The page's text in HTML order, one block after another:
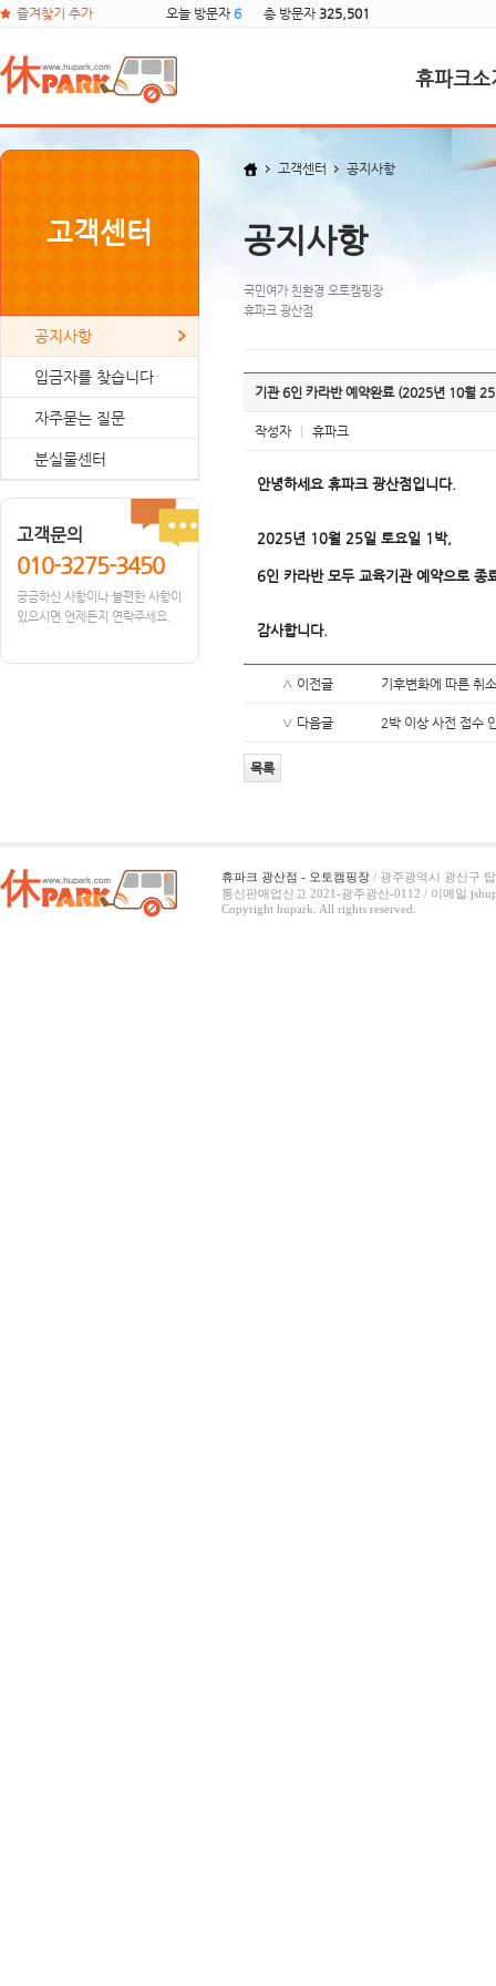
즐겨찾기 추가 오늘 방문자 6 총 방문자 325,501
휴파크소
고객센터
공지사항
입금자를 찾습니다
자주묻는 질문
분실물센터
고객문의
010-3275-3450
궁금하신 사항이나 불편한 사항이
있으시면 언제든지 연락주세요.
고객센터 공지사항
공지사항
국민여가 친환경 오토캠핑장
휴파크 광산점
기관 6인 카라반 예약완료 (2025년 10월
작성자 휴파크
안녕하세요 휴파크 광산점입니다.
2025년 10월 25일 토요일 1박,
6인 카라반 모두 교육기관 예약으로 종
감사합니다.
∧ 이전글 기후변화에 따른 취
∨ 다음글 2박 이상 사전 접수
목록
휴파크 광산점 - 오토캠핑장 / 광주광역시 광산구
통신판매업신고 2021-광주광산-0112 / 이메일
Copyright hupark. All rights reserved.